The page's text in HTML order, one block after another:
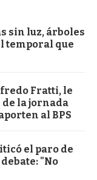
sin luz, árboles
temporal que
Fratti, le
la jornada
al BPS
el paro de
"No